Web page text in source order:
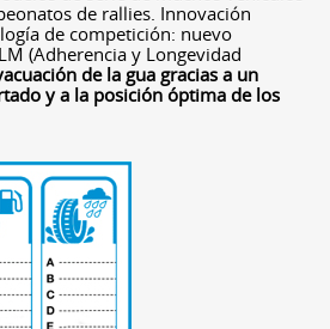
de rallies. Innovación
de competición: nuevo
(Adherencia y Longevidad
de la gua gracias a un
y a la posición óptima de los